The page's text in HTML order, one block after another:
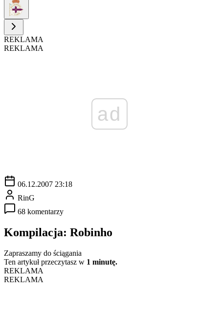
REKLAMA
REKLAMA
ad
06.12.2007 23:18
RinG
68 komentarzy
Kompilacja: Robinho
Zapraszamy do ściągania
Ten artykuł przeczytasz w 1 minutę.
REKLAMA
REKLAMA